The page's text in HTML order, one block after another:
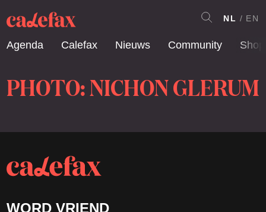
Agenda Calefax Nieuws Community Shop
NL EN
PHOTO: NICHON GLERUM
WORD VRIEND